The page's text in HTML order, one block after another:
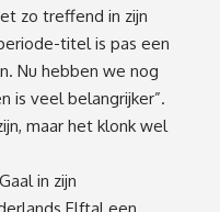
zo treffend in zijn
titel is pas een
Nu hebben we nog
is veel belangrijker”.
maar het klonk wel
in zijn
Elftal een